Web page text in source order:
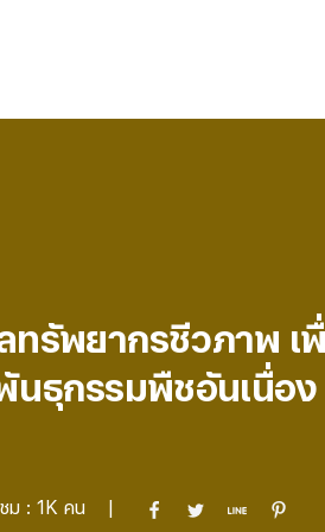
ทรัพยากรชีวภาพ เ
นธุกรรมพืชอันเนื่อง
ม : 1K คน